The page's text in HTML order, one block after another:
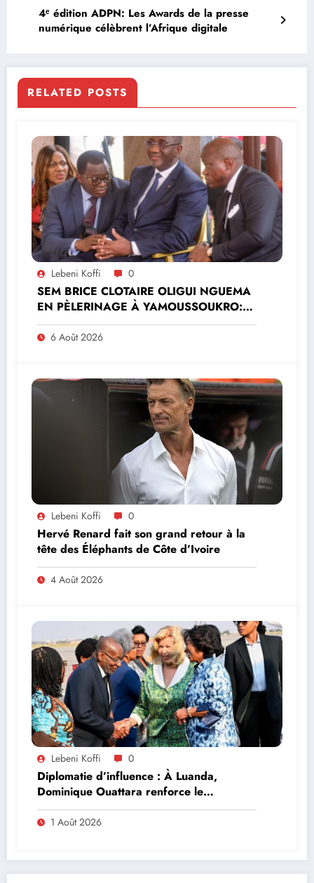
4ᵉ édition ADPN: Les Awards de la presse
numérique célèbrent l’Afrique digitale
RELATED POSTS
Lebeni Koffi 0
SEM BRICE CLOTAIRE OLIGUI NGUEMA
EN PÈLERINAGE À YAMOUSSOUKRO:LE
MINISTRE PAULIN CLAUDE DANHO
PREND PART À LA CÉRÉMONIE
6 Août 2026
Lebeni Koffi 0
Hervé Renard fait son grand retour à la
tête des Éléphants de Côte d’Ivoire
4 Août 2026
Lebeni Koffi 0
Diplomatie d’influence : À Luanda,
Dominique Ouattara renforce le
leadership solidaire de la Côte d’Ivoire en
Afrique
1 Août 2026